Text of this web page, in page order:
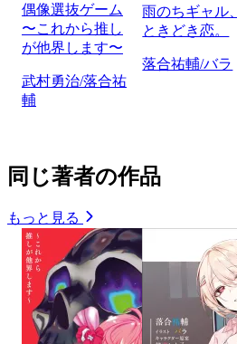
偶像選抜ゲーム
〜これから推し
が他界します〜
武村勇治/落合祐
輔
雨のちギャル、
ときどき恋。
落合祐輔/バラ
同じ著者の作品
もっと見る